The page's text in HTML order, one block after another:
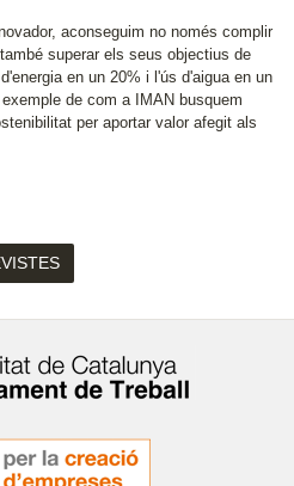
aconseguim no només complir
superar els seus objectius de
en un 20% i l'ús d'aigua en un
de com a IMAN busquem
per aportar valor afegit als